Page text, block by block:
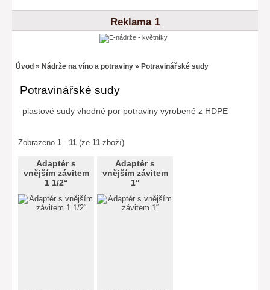
Reklama 1
Úvod » Nádrže na víno a potraviny » Potravinářské sudy
Potravinářské sudy
plastové sudy vhodné por potraviny vyrobené z HDPE
Zobrazeno1 -11 (ze11 zboží)
Adaptér s
vnějším závitem
1 1/2“
Adaptér s
vnějším závitem
1“